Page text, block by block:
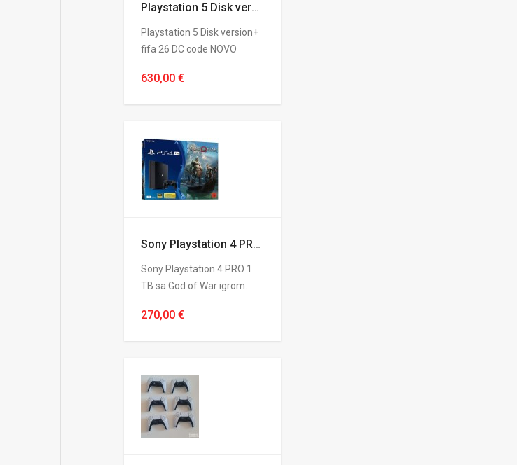
Playstation 5 Disk version+ fifa 26 DC code
Playstation 5 Disk version+
fifa 26 DC code NOVO
630,00 €
Sony Playstation 4 PRO 1 TB sa God of War igrom
Sony Playstation 4 PRO 1
TB sa God of War igrom.
270,00 €